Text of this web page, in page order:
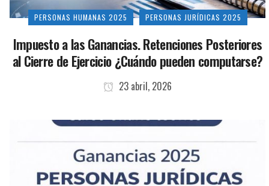
PERSONAS HUMANAS 2025 PERSONAS JURÍDICAS 2025
Impuesto a las Ganancias. Retenciones Posteriores
al Cierre de Ejercicio ¿Cuándo pueden computarse?
23 abril, 2026